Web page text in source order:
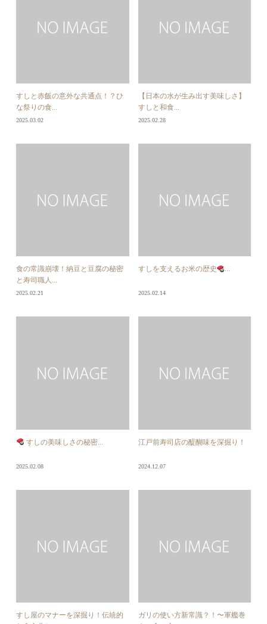
すしと赤飯の意外な共通点！？ひ
な祭りの食...
2025.03.02
【日本の水が生み出す美味しさ】
すしと和食...
2025.02.28
食の常識崩壊！納豆と豆腐の秘密
と寿司職人...
2025.02.21
すしを支えるお米の歴史 ...
2025.02.14
すしの美味しさの秘密...
2025.02.08
江戸前寿司店の醍醐味を深掘り！
2024.12.07
すし屋のマナーを深掘り！伝統的
ガリの使い方新常識？！〜軍艦巻